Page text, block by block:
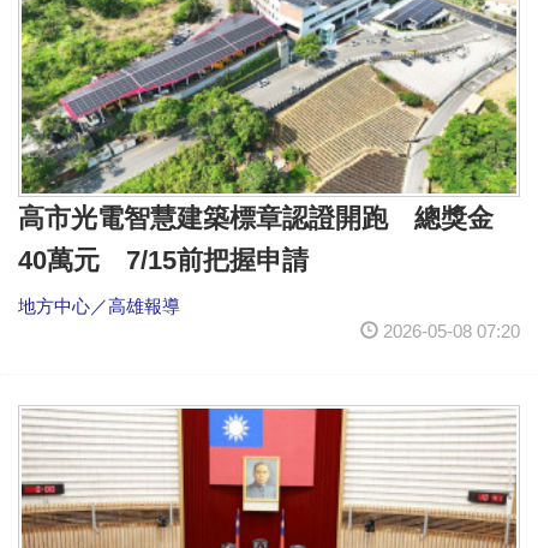
高市光電智慧建築標章認證開跑 總獎金
40萬元 7/15前把握申請
地方中心／高雄報導
2026-05-08 07:20